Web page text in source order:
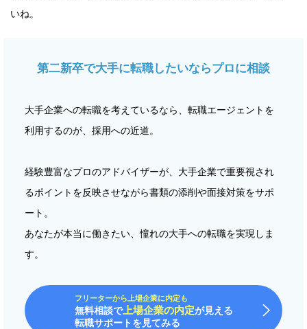
いね。
第二新卒で大手に転職したいならプロに相談
大手企業への転職を考えているなら、転職エージェントを
利用するのが、採用への近道。
経験豊富なプロのアドバイザーが、大手企業で重要視され
るポイントを反映させながら書類の添削や面接対策をサポ
ート。
あなたが本当に働きたい、憧れの大手への転職を実現しま
す。
フリーターから上場企業に内定も
無料相談で上場企業の内定が見える
転職サポートを見てみる